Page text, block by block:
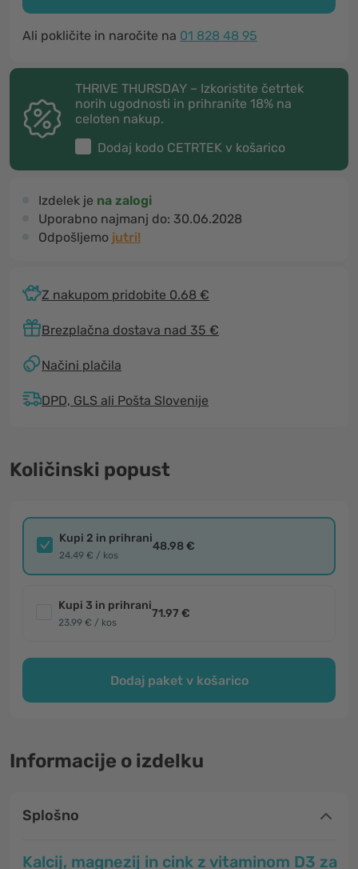
Ali pokličite in naročite na 01 828 48 95
THRIVE THURSDAY – Izkoristite četrtek
norih ugodnosti in prihranite 18% na
celoten nakup.
Dodaj kodo CETRTEK v košarico
Izdelek je na zalogi
Uporabno najmanj do: 30.06.2028
Odpošljemo jutri!
Z nakupom pridobite 0.68 €
Brezplačna dostava nad 35 €
Načini plačila
DPD, GLS ali Pošta Slovenije
Količinski popust
Kupi 2 in prihrani
24.49 € / kos
48.98 €
Kupi 3 in prihrani
23.99 € / kos
71.97 €
Dodaj paket v košarico
Informacije o izdelku
Splošno
Kalcij, magnezij in cink z vitaminom D3 za